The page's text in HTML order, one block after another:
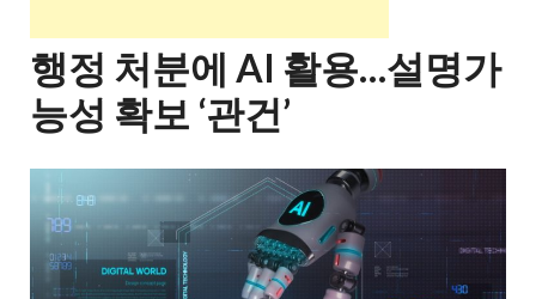
행정 처분에 AI 활용…설명가
능성 확보 ‘관건’